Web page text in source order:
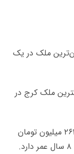
ملک در یک
ملک کرج در
گران‌ترین ملک کرج در آبان۹۸ ، ۵ میلیارد و ۲۶۳ میلیون تومان